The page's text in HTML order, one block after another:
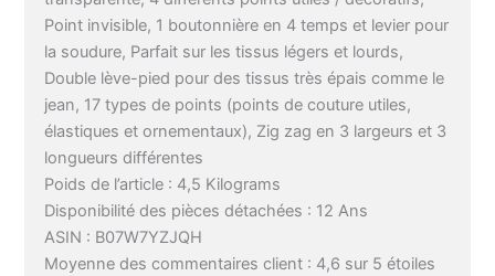
Point invisible, 1 boutonnière en 4 temps et levier pour
la soudure, Parfait sur les tissus légers et lourds,
Double lève-pied pour des tissus très épais comme le
jean, 17 types de points (points de couture utiles,
élastiques et ornementaux), Zig zag en 3 largeurs et 3
longueurs différentes
Poids de l’article : 4,5 Kilograms
Disponibilité des pièces détachées : 12 Ans
ASIN : B07W7YZJQH
Moyenne des commentaires client : 4,6 sur 5 étoiles